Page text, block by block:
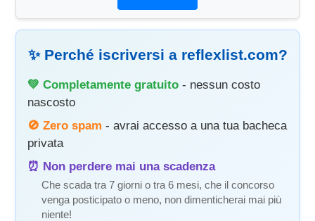
✨ Perché iscriversi a reflexlist.com?
💚 Completamente gratuito - nessun costo
nascosto
🚫 Zero spam - avrai accesso a una tua bacheca
privata
⏰ Non perdere mai una scadenza
Che scada tra 7 giorni o tra 6 mesi, che il concorso
venga posticipato o meno, non dimenticherai mai più
niente!